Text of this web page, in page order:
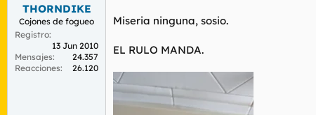
e
m
o
THORNDIKE
Cojones de fogueo
Registro
13 Jun 2010
Mensajes
24.357
Reacciones
26.120
Miseria ninguna, sosio.
EL RULO MANDA.